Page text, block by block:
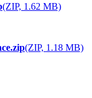
(ZIP, 1.62 MB)
(ZIP, 1.18 MB)